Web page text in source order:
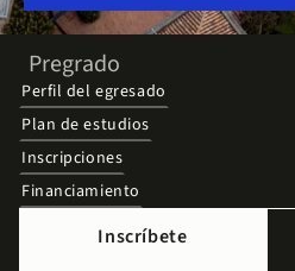
Pregrado
Perfil del egresado
Plan de estudios
Inscripciones
Financiamiento
Inscríbete